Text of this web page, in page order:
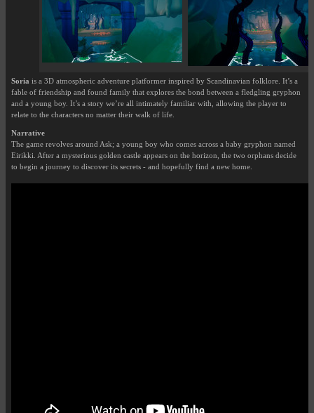
Soria is a 3D atmospheric adventure platformer inspired by Scandinavian folklore. It’s a
fable of friendship and found family that explores the bond between a fledgling gryphon
and a young boy. It’s a story we’re all intimately familiar with, allowing the player to
relate to the characters no matter their walk of life.
Narrative
The game revolves around Ask; a young boy who comes across a baby gryphon named
Eirikki. After a mysterious golden castle appears on the horizon, the two orphans decide
to begin a journey to discover its secrets - and hopefully find a new home.